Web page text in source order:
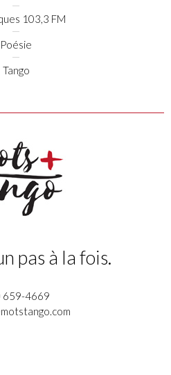
103,3 FM
Poésie
Tango
pas à la fois.
659-4669